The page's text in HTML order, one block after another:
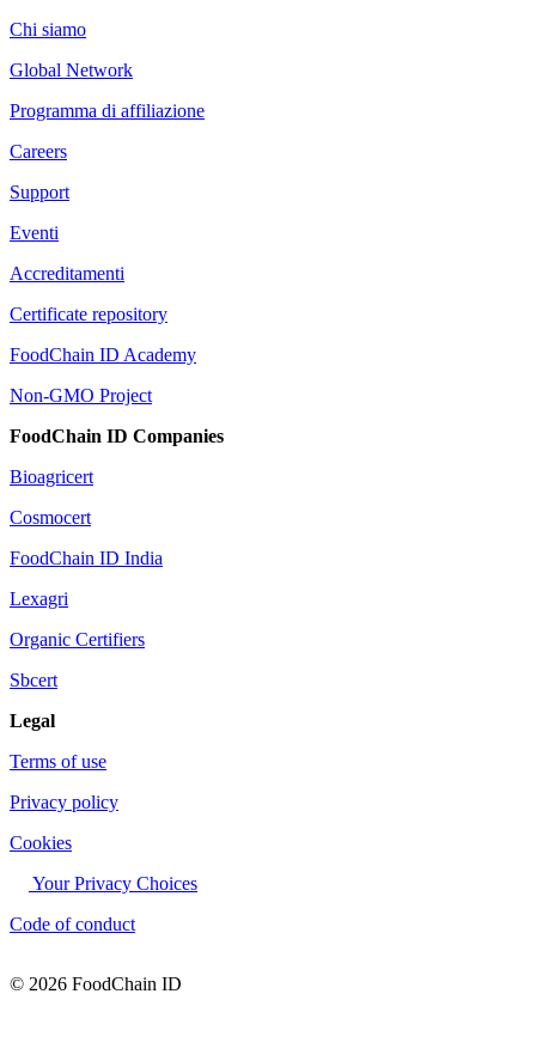
Chi siamo
Global Network
Programma di affiliazione
Careers
Support
Eventi
Accreditamenti
Certificate repository
FoodChain ID Academy
Non-GMO Project
FoodChain ID Companies
Bioagricert
Cosmocert
FoodChain ID India
Lexagri
Organic Certifiers
Sbcert
Legal
Terms of use
Privacy policy
Cookies
Your Privacy Choices
Code of conduct
© 2026 FoodChain ID